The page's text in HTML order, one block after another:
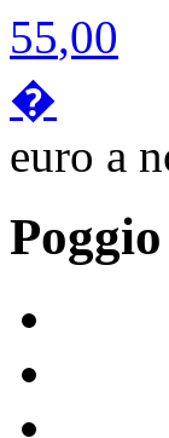
55,00
�
euro a